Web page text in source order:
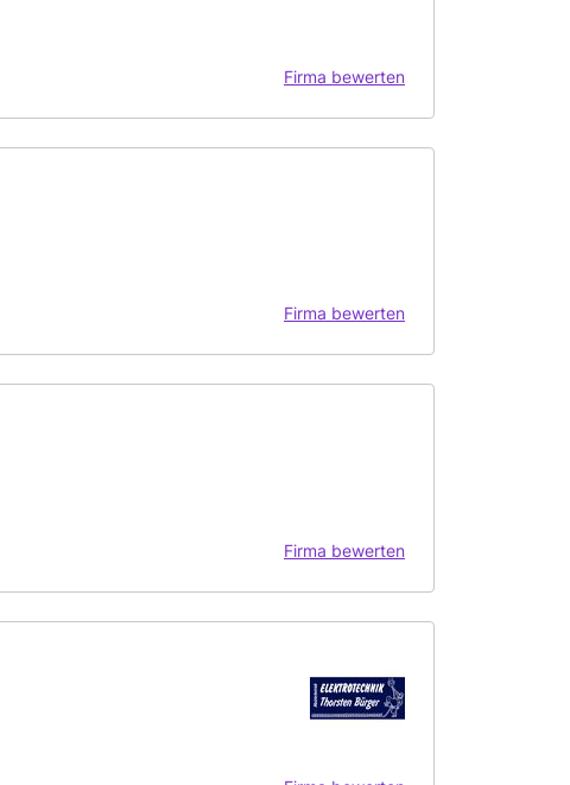
Firma bewerten
Firma bewerten
Firma bewerten